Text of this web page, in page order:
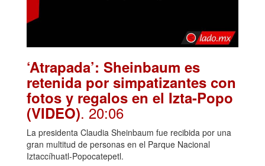
‘Atrapada’: Sheinbaum es
retenida por simpatizantes con
fotos y regalos en el Izta-Popo
(VIDEO). 20:06
La presidenta Claudia Sheinbaum fue recibida por una
gran multitud de personas en el Parque Nacional
Iztaccíhuatl-Popocatepetl.